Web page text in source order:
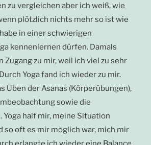
zu vergleichen aber ich weiß, wie
plötzlich nichts mehr so ist wie
in einer schwierigen
kennenlernen dürfen. Damals
Zugang zu mir, weil ich viel zu sehr
Yoga fand ich wieder zu mir.
Üben der Asanas (Körperübungen),
sowie die
Yoga half mir, meine Situation
so oft es mir möglich war, mich mir